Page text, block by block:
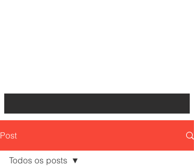
Post
Todos os posts